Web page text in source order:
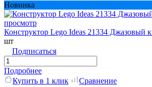
Новинка
просмотр
Конструктор Lego Ideas 21334 Джазовый
шт
Подписаться
Подробнее
Купить в 1 клик
Сравнение